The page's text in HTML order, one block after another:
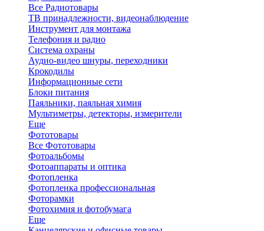
Все Радиотовары
ТВ принадлежности, видеонаблюдение
Инструмент для монтажа
Телефония и радио
Система охраны
Аудио-видео шнуры, переходники
Крокодилы
Информационные сети
Блоки питания
Паяльники, паяльная химия
Мультиметры, детекторы, измерители
Еще
Фототовары
Все Фототовары
Фотоальбомы
Фотоаппараты и оптика
Фотопленка
Фотопленка профессиональная
Фоторамки
Фотохимия и фотобумага
Еще